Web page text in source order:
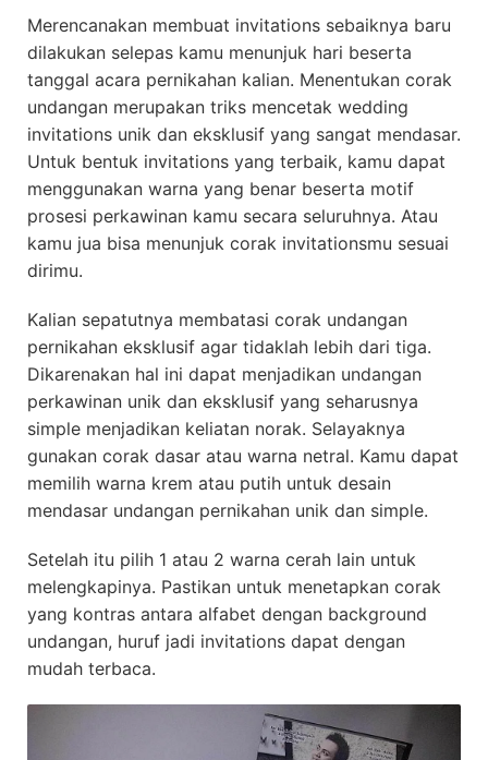
Merencanakan membuat invitations sebaiknya baru
dilakukan selepas kamu menunjuk hari beserta
tanggal acara pernikahan kalian. Menentukan corak
undangan merupakan triks mencetak wedding
invitations unik dan eksklusif yang sangat mendasar.
Untuk bentuk invitations yang terbaik, kamu dapat
menggunakan warna yang benar beserta motif
prosesi perkawinan kamu secara seluruhnya. Atau
kamu jua bisa menunjuk corak invitationsmu sesuai
dirimu.
Kalian sepatutnya membatasi corak undangan
pernikahan eksklusif agar tidaklah lebih dari tiga.
Dikarenakan hal ini dapat menjadikan undangan
perkawinan unik dan eksklusif yang seharusnya
simple menjadikan keliatan norak. Selayaknya
gunakan corak dasar atau warna netral. Kamu dapat
memilih warna krem atau putih untuk desain
mendasar undangan pernikahan unik dan simple.
Setelah itu pilih 1 atau 2 warna cerah lain untuk
melengkapinya. Pastikan untuk menetapkan corak
yang kontras antara alfabet dengan background
undangan, huruf jadi invitations dapat dengan
mudah terbaca.